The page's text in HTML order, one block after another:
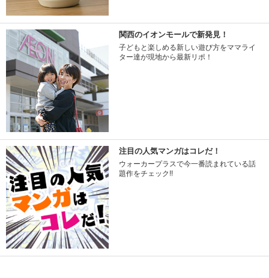
関西のイオンモールで新発見！
子どもと楽しめる新しい遊び方をママライ
ター達が現地から最新リポ！
注目の人気マンガはコレだ！
ウォーカープラスで今一番読まれている話
題作をチェック!!